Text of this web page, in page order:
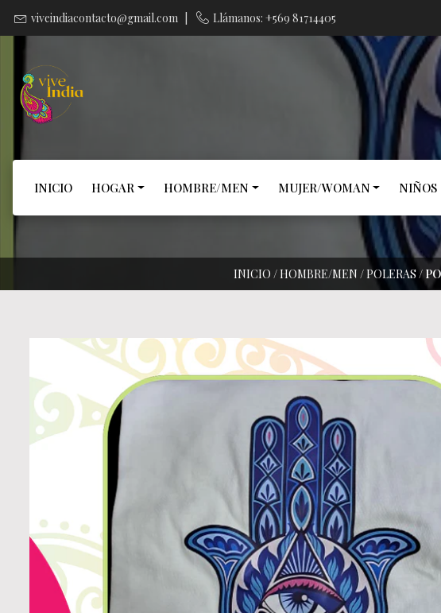
viveindiacontacto@gmail.com Llámanos: +569 81714405
INICIO HOGAR HOMBRE/MEN MUJER/WOMAN NIÑOS
INICIO /HOMBRE/MEN /POLERAS /